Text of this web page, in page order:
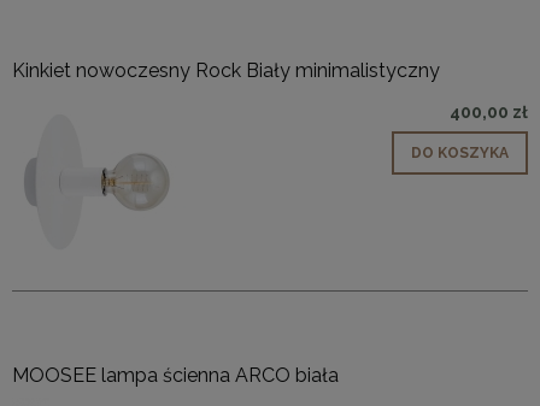
Kinkiet nowoczesny Rock Biały minimalistyczny
400,00 zł
DO KOSZYKA
MOOSEE lampa ścienna ARCO biała